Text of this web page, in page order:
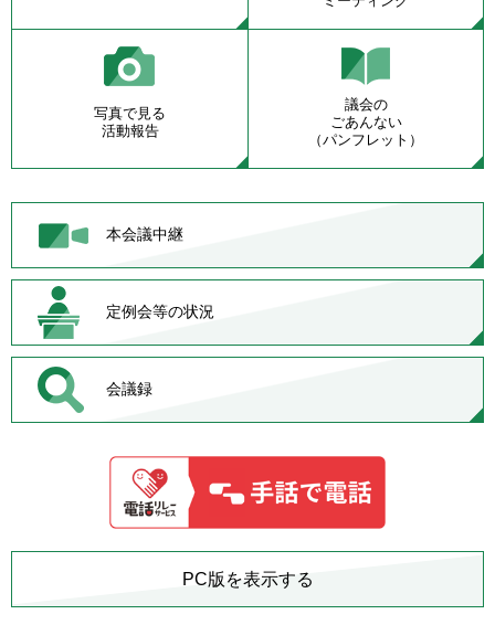
写真で見る
活動報告
議会の
ごあんない
（パンフレット）
本会議中継
定例会等の状況
会議録
PC版を表示する